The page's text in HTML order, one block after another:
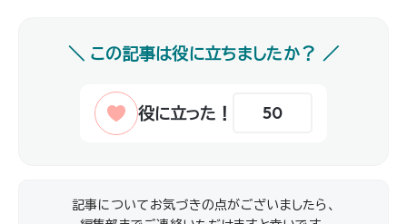
50
記事についてお気づきの点がございましたら、